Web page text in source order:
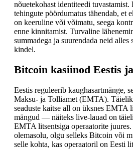
nõuetekohast identiteedi tuvastamist.
tehingute pöördumatus tähendab, et
on keeruline või võimatu, seega
enne kinnitamist. Turvaline
summadega ja suurendada neid alles
kindel.
Bitcoin kasiinod Eestis
Eestis reguleerib kaughasartmänge,
Maksu- ja Tolliamet (EMTA).
seaduste kaitse all on üksnes EMTA
mängud — näiteks live-lauad on
EMTA litsentsiga operaatorite
olemasolu, olgu selleks Bitcoin või
selle kohta, kas operaatoril on Eesti